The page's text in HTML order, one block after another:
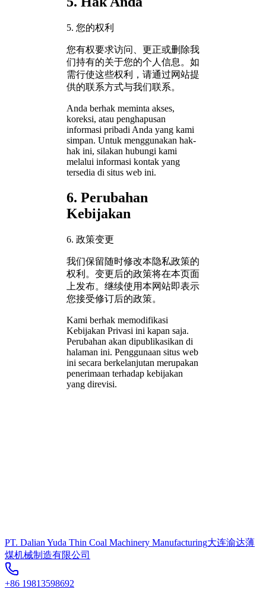
5. 您的权利
您有权要求访问、更正或删除我
们持有的关于您的个人信息。如
需行使这些权利，请通过网站提
供的联系方式与我们联系。
Anda berhak meminta akses,
koreksi, atau penghapusan
informasi pribadi Anda yang kami
simpan. Untuk menggunakan hak-
hak ini, silakan hubungi kami
melalui informasi kontak yang
tersedia di situs web ini.
6. Perubahan
Kebijakan
6. 政策变更
我们保留随时修改本隐私政策的
权利。变更后的政策将在本页面
上发布。继续使用本网站即表示
您接受修订后的政策。
Kami berhak memodifikasi
Kebijakan Privasi ini kapan saja.
Perubahan akan dipublikasikan di
halaman ini. Penggunaan situs web
ini secara berkelanjutan merupakan
penerimaan terhadap kebijakan
yang direvisi.
PT. Dalian Yuda Thin Coal Machinery Manufacturing大连渝达薄
煤机械制造有限公司
+86 19813598692